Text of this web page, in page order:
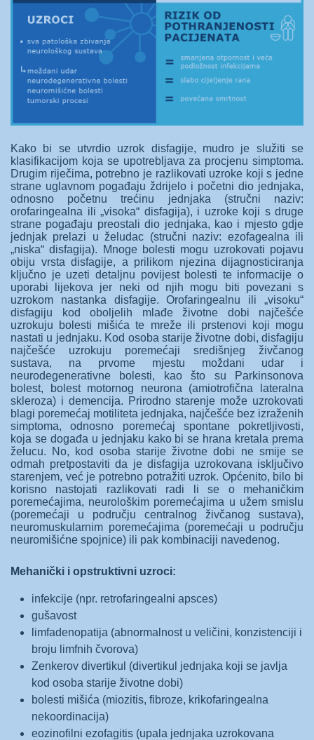
Kako bi se utvrdio uzrok disfagije, mudro je služiti se
klasifikacijom koja se upotrebljava za procjenu simptoma.
Drugim riječima, potrebno je razlikovati uzroke koji s jedne
strane uglavnom pogađaju ždrijelo i početni dio jednjaka,
odnosno početnu trećinu jednjaka (stručni naziv:
orofaringealna ili „visoka“ disfagija), i uzroke koji s druge
strane pogađaju preostali dio jednjaka, kao i mjesto gdje
jednjak prelazi u želudac (stručni naziv: ezofagealna ili
„niska“ disfagija). Mnoge bolesti mogu uzrokovati pojavu
obiju vrsta disfagije, a prilikom njezina dijagnosticiranja
ključno je uzeti detaljnu povijest bolesti te informacije o
uporabi lijekova jer neki od njih mogu biti povezani s
uzrokom nastanka disfagije. Orofaringealnu ili „visoku“
disfagiju kod oboljelih mlađe životne dobi najčešće
uzrokuju bolesti mišića te mreže ili prstenovi koji mogu
nastati u jednjaku. Kod osoba starije životne dobi, disfagiju
najčešće uzrokuju poremećaji središnjeg živčanog
sustava, na prvome mjestu moždani udar i
neurodegenerativne bolesti, kao što su Parkinsonova
bolest, bolest motornog neurona (amiotrofična lateralna
skleroza) i demencija. Prirodno starenje može uzrokovati
blagi poremećaj motiliteta jednjaka, najčešće bez izraženih
simptoma, odnosno poremećaj spontane pokretljivosti,
koja se događa u jednjaku kako bi se hrana kretala prema
želucu. No, kod osoba starije životne dobi ne smije se
odmah pretpostaviti da je disfagija uzrokovana isključivo
starenjem, već je potrebno potražiti uzrok. Općenito, bilo bi
korisno nastojati razlikovati radi li se o mehaničkim
poremećajima, neurološkim poremećajima u užem smislu
(poremećaji u području centralnog živčanog sustava),
neuromuskularnim poremećajima (poremećaji u području
neuromišićne spojnice) ili pak kombinaciji navedenog.
Mehanički i opstruktivni uzroci:
infekcije (npr. retrofaringealni apsces)
gušavost
limfadenopatija (abnormalnost u veličini, konzistenciji i
broju limfnih čvorova)
Zenkerov divertikul (divertikul jednjaka koji se javlja
kod osoba starije životne dobi)
bolesti mišića (miozitis, fibroze, krikofaringealna
nekoordinacija)
eozinofilni ezofagitis (upala jednjaka uzrokovana